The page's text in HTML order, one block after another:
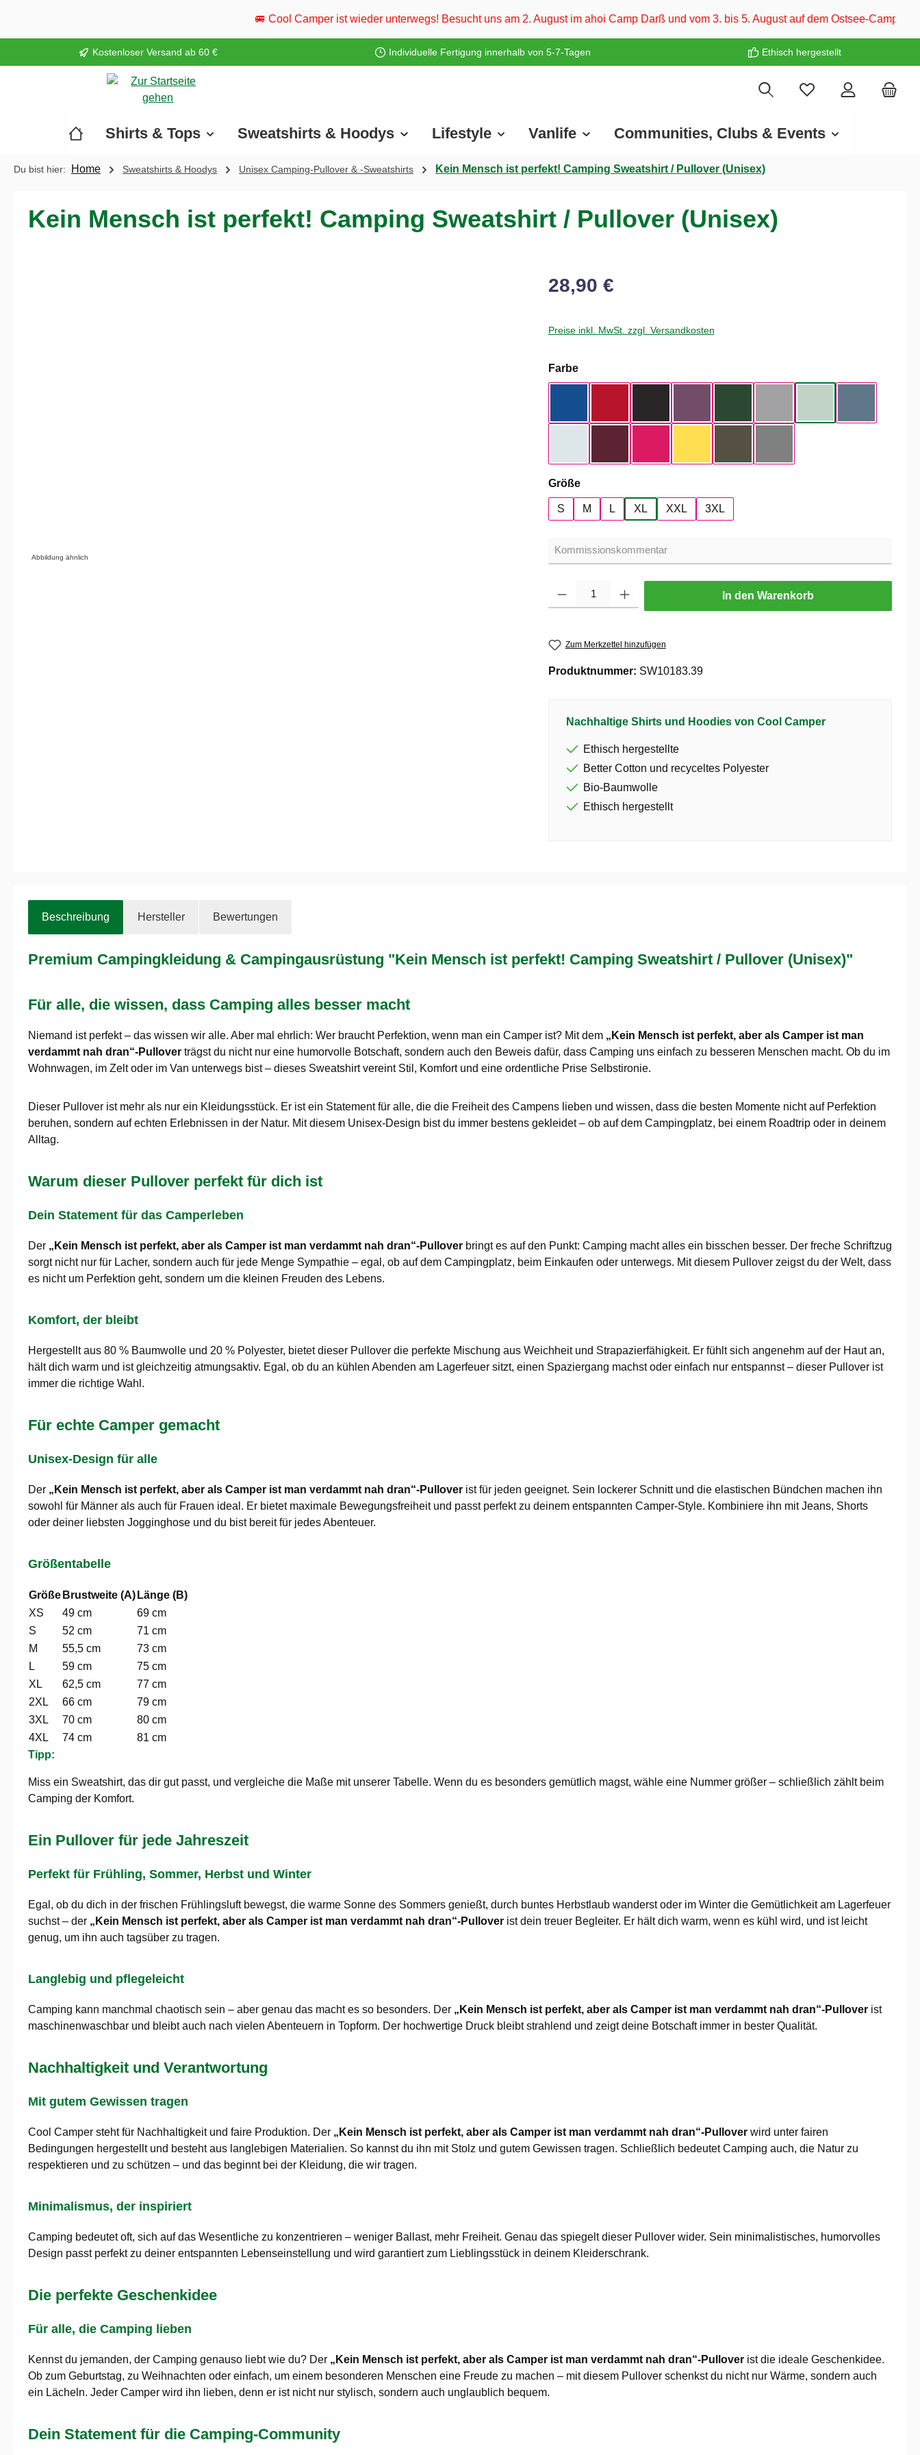
🚐 Cool Camper ist wieder unterwegs! Besucht uns am 2. August im ahoi Camp Darß und vom 3. bis 5. August auf dem Ostsee-Campingplatz Familie
Kostenloser Versand ab 60 € Individuelle Fertigung innerhalb von 5-7-Tagen Ethisch hergestellt
Shirts & Tops Sweatshirts & Hoodys Lifestyle Vanlife Communities, Clubs & Events
Du bist hier: Home Sweatshirts & Hoodys Unisex Camping-Pullover & -Sweatshirts Kein Mensch ist perfekt! Camping Sweatshirt / Pullover (Unisex)
Kein Mensch ist perfekt! Camping Sweatshirt / Pullover (Unisex)
Abbildung ähnlich
28,90 €
Preise inkl. MwSt. zzgl. Versandkosten
Farbeauswählen
Größeauswählen
S M L XL XXL 3XL
In den Warenkorb
Zum Merkzettel hinzufügen
Produktnummer: SW10183.39
Nachhaltige Shirts und Hoodies von Cool Camper
Ethisch hergestellte
Better Cotton und recyceltes Polyester
Bio-Baumwolle
Ethisch hergestellt
Beschreibung Hersteller Bewertungen
Premium Campingkleidung & Campingausrüstung "Kein Mensch ist perfekt! Camping Sweatshirt / Pullover (Unisex)"
Für alle, die wissen, dass Camping alles besser macht
Niemand ist perfekt – das wissen wir alle. Aber mal ehrlich: Wer braucht Perfektion, wenn man ein Camper ist? Mit dem „Kein Mensch ist perfekt, aber als Camper ist man
verdammt nah dran“-Pullover trägst du nicht nur eine humorvolle Botschaft, sondern auch den Beweis dafür, dass Camping uns einfach zu besseren Menschen macht. Ob du im
Wohnwagen, im Zelt oder im Van unterwegs bist – dieses Sweatshirt vereint Stil, Komfort und eine ordentliche Prise Selbstironie.
Dieser Pullover ist mehr als nur ein Kleidungsstück. Er ist ein Statement für alle, die die Freiheit des Campens lieben und wissen, dass die besten Momente nicht auf Perfektion
beruhen, sondern auf echten Erlebnissen in der Natur. Mit diesem Unisex-Design bist du immer bestens gekleidet – ob auf dem Campingplatz, bei einem Roadtrip oder in deinem
Alltag.
Warum dieser Pullover perfekt für dich ist
Dein Statement für das Camperleben
Der „Kein Mensch ist perfekt, aber als Camper ist man verdammt nah dran“-Pullover bringt es auf den Punkt: Camping macht alles ein bisschen besser. Der freche Schriftzug
sorgt nicht nur für Lacher, sondern auch für jede Menge Sympathie – egal, ob auf dem Campingplatz, beim Einkaufen oder unterwegs. Mit diesem Pullover zeigst du der Welt, dass
es nicht um Perfektion geht, sondern um die kleinen Freuden des Lebens.
Komfort, der bleibt
Hergestellt aus 80 % Baumwolle und 20 % Polyester, bietet dieser Pullover die perfekte Mischung aus Weichheit und Strapazierfähigkeit. Er fühlt sich angenehm auf der Haut an,
hält dich warm und ist gleichzeitig atmungsaktiv. Egal, ob du an kühlen Abenden am Lagerfeuer sitzt, einen Spaziergang machst oder einfach nur entspannst – dieser Pullover ist
immer die richtige Wahl.
Für echte Camper gemacht
Unisex-Design für alle
Der „Kein Mensch ist perfekt, aber als Camper ist man verdammt nah dran“-Pullover ist für jeden geeignet. Sein lockerer Schnitt und die elastischen Bündchen machen ihn
sowohl für Männer als auch für Frauen ideal. Er bietet maximale Bewegungsfreiheit und passt perfekt zu deinem entspannten Camper-Style. Kombiniere ihn mit Jeans, Shorts
oder deiner liebsten Jogginghose und du bist bereit für jedes Abenteuer.
Größentabelle
Größe Brustweite (A) Länge (B)
XS
49 cm
69 cm
S
52 cm
71 cm
M
55,5 cm
73 cm
L
59 cm
75 cm
XL
62,5 cm
77 cm
2XL
66 cm
79 cm
3XL
70 cm
80 cm
4XL
74 cm
81 cm
Tipp:
Miss ein Sweatshirt, das dir gut passt, und vergleiche die Maße mit unserer Tabelle. Wenn du es besonders gemütlich magst, wähle eine Nummer größer – schließlich zählt beim
Camping der Komfort.
Ein Pullover für jede Jahreszeit
Perfekt für Frühling, Sommer, Herbst und Winter
Egal, ob du dich in der frischen Frühlingsluft bewegst, die warme Sonne des Sommers genießt, durch buntes Herbstlaub wanderst oder im Winter die Gemütlichkeit am Lagerfeuer
suchst – der „Kein Mensch ist perfekt, aber als Camper ist man verdammt nah dran“-Pullover ist dein treuer Begleiter. Er hält dich warm, wenn es kühl wird, und ist leicht
genug, um ihn auch tagsüber zu tragen.
Langlebig und pflegeleicht
Camping kann manchmal chaotisch sein – aber genau das macht es so besonders. Der „Kein Mensch ist perfekt, aber als Camper ist man verdammt nah dran“-Pullover ist
maschinenwaschbar und bleibt auch nach vielen Abenteuern in Topform. Der hochwertige Druck bleibt strahlend und zeigt deine Botschaft immer in bester Qualität.
Nachhaltigkeit und Verantwortung
Mit gutem Gewissen tragen
Cool Camper steht für Nachhaltigkeit und faire Produktion. Der „Kein Mensch ist perfekt, aber als Camper ist man verdammt nah dran“-Pullover wird unter fairen
Bedingungen hergestellt und besteht aus langlebigen Materialien. So kannst du ihn mit Stolz und gutem Gewissen tragen. Schließlich bedeutet Camping auch, die Natur zu
respektieren und zu schützen – und das beginnt bei der Kleidung, die wir tragen.
Minimalismus, der inspiriert
Camping bedeutet oft, sich auf das Wesentliche zu konzentrieren – weniger Ballast, mehr Freiheit. Genau das spiegelt dieser Pullover wider. Sein minimalistisches, humorvolles
Design passt perfekt zu deiner entspannten Lebenseinstellung und wird garantiert zum Lieblingsstück in deinem Kleiderschrank.
Die perfekte Geschenkidee
Für alle, die Camping lieben
Kennst du jemanden, der Camping genauso liebt wie du? Der „Kein Mensch ist perfekt, aber als Camper ist man verdammt nah dran“-Pullover ist die ideale Geschenkidee.
Ob zum Geburtstag, zu Weihnachten oder einfach, um einem besonderen Menschen eine Freude zu machen – mit diesem Pullover schenkst du nicht nur Wärme, sondern auch
ein Lächeln. Jeder Camper wird ihn lieben, denn er ist nicht nur stylisch, sondern auch unglaublich bequem.
Dein Statement für die Camping-Community